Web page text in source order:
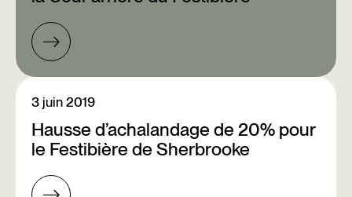
Hausse d’achalandage de 20% pour
le Festibière de Sherbrooke
3 juin 2019